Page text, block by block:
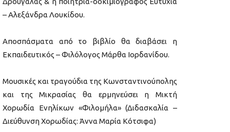
– Αλεξάνδρα Λουκίδου.
Αποσπάσματα από το βιβλίο θα διαβάσει η
Εκπαιδευτικός – Φιλόλογος Μάρθα Ιορδανίδου.
Μουσικές και τραγούδια της Κωνσταντινούπολης
και της Μικρασίας θα ερμηνεύσει η Μικτή
Χορωδία Ενηλίκων «Φιλομήλα» (Διδασκαλία –
Διεύθυνση Χορωδίας: Άννα Μαρία Κότσιφα)